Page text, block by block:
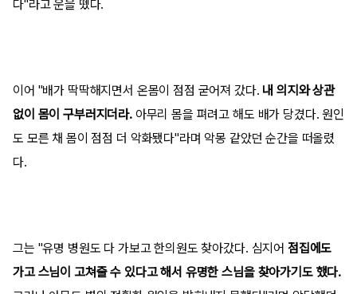
다"라고 운을 뗐다.
이어 "배가 딱딱해지면서 온몸이 점점 굳어져 갔다. 내 의지와 상관
없이 몸이 구부러지더라. 아무리 몸을 펴려고 해도 배가 당겼다. 원인
도 모른 채 몸이 점점 더 악화됐다"라며 악몽 같았던 순간을 떠올렸
다.
그는 "유명 병원도 다 가보고 한의원도 찾아갔다. 심지어 점집에도
가고 스님이 고쳐줄 수 있다고 해서 유명한 스님을 찾아가기도 했다.